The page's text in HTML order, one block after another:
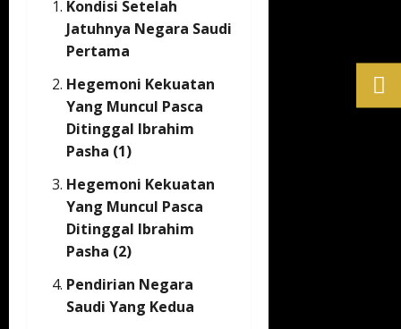
Kondisi Setelah
Jatuhnya Negara Saudi
Pertama
Hegemoni Kekuatan
Yang Muncul Pasca
Ditinggal Ibrahim
Pasha (1)
Hegemoni Kekuatan
Yang Muncul Pasca
Ditinggal Ibrahim
Pasha (2)
Pendirian Negara
Saudi Yang Kedua